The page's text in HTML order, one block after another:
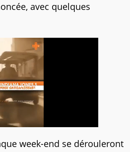
avec quelques
week-end se dérouleront